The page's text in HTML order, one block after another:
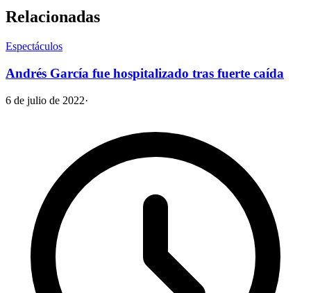
Relacionadas
Espectáculos
Andrés García fue hospitalizado tras fuerte caída
6 de julio de 2022·